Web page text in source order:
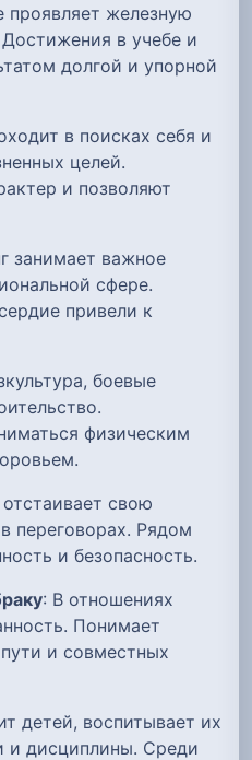
проявляет железную
в учебе и
долгой и упорной
в поисках себя и
целей.
и позволяют
занимает важное
сфере.
привели к
боевые
физическим
свою
переговорах. Рядом
и безопасность.
: В отношениях
Понимает
и совместных
детей, воспитывает их
и дисциплины. Среди